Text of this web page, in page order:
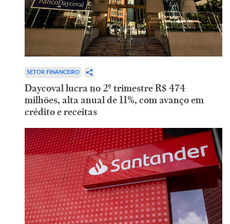
SETOR FINANCEIRO
Daycoval lucra no 2º trimestre R$ 474
milhões, alta anual de 11%, com avanço em
crédito e receitas